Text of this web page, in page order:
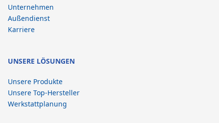
Unternehmen
Außendienst
Karriere
UNSERE LÖSUNGEN
Unsere Produkte
Unsere Top-Hersteller
Werkstattplanung